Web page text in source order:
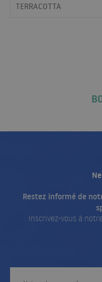
TERRACOTTA
Restez informé de
Inscrivez-vous à